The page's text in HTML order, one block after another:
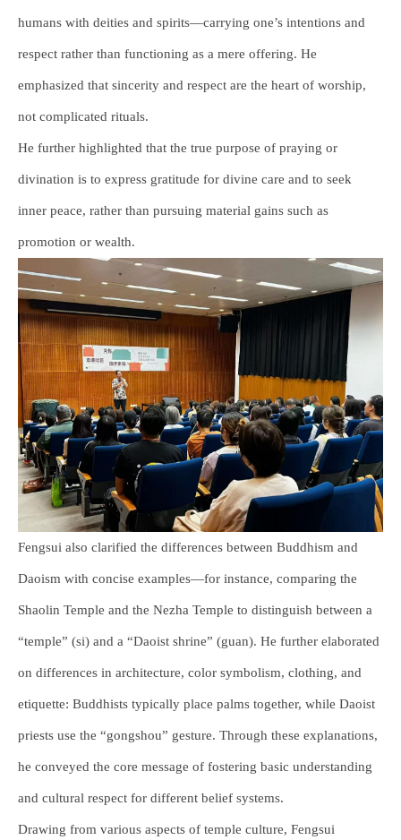
humans with deities and spirits—carrying one’s intentions and
respect rather than functioning as a mere offering. He
emphasized that sincerity and respect are the heart of worship,
not complicated rituals.
He further highlighted that the true purpose of praying or
divination is to express gratitude for divine care and to seek
inner peace, rather than pursuing material gains such as
promotion or wealth.
Fengsui also clarified the differences between Buddhism and
Daoism with concise examples—for instance, comparing the
Shaolin Temple and the Nezha Temple to distinguish between a
“temple” (si) and a “Daoist shrine” (guan). He further elaborated
on differences in architecture, color symbolism, clothing, and
etiquette: Buddhists typically place palms together, while Daoist
priests use the “gongshou” gesture. Through these explanations,
he conveyed the core message of fostering basic understanding
and cultural respect for different belief systems.
Drawing from various aspects of temple culture, Fengsui